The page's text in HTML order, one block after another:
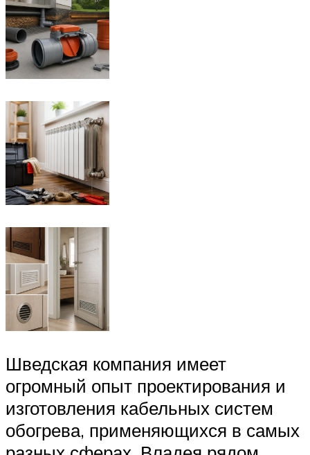
Шведская компания имеет
огромный опыт проектирования и
изготовления кабельных систем
обогрева, применяющихся в самых